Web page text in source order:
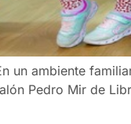
un ambiente
Pedro Mir de